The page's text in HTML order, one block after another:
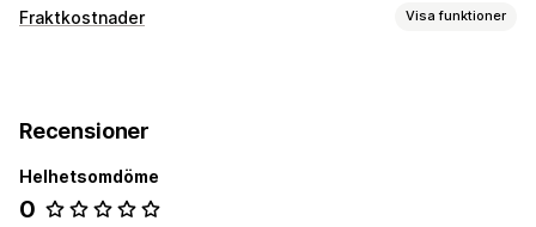
Etiketter och förpackningsmaterial
Leveranshantering
Fraktkostnader Visa funktioner
Recensioner
Helhetsomdöme
0